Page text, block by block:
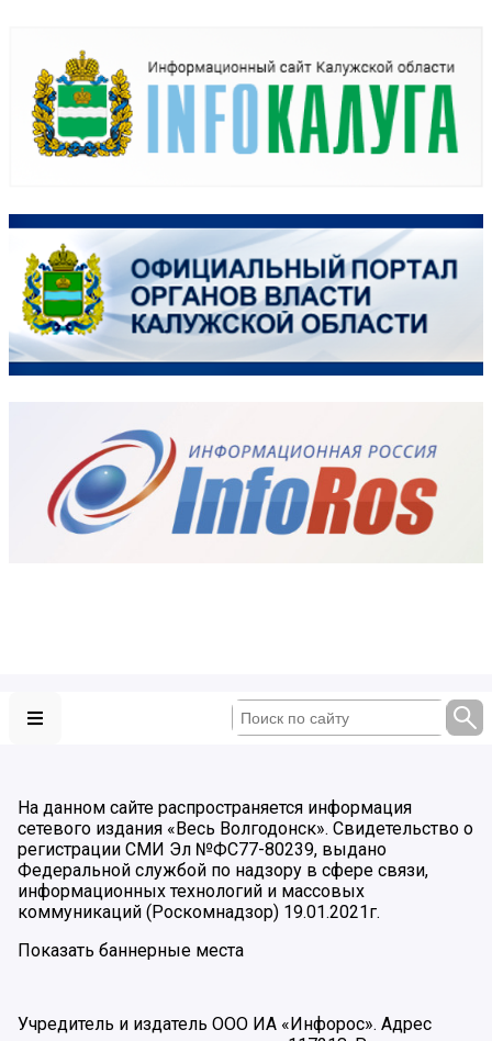
На данном сайте распространяется информация
сетевого издания «Весь Волгодонск». Свидетельство о
регистрации СМИ Эл №ФС77-80239, выдано
Федеральной службой по надзору в сфере связи,
информационных технологий и массовых
коммуникаций (Роскомнадзор) 19.01.2021г.
Показать баннерные места
Учредитель и издатель ООО ИА «Инфорос». Адрес